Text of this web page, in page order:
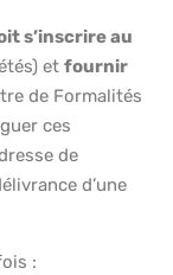
s’inscrire au
et fournir
de Formalités
ces
de
d’une
: